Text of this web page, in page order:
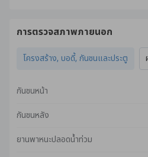
การตรวจสภาพภายนอก
โครงสร้าง, บอดี้, กันชนและประตู
กันชนหน้า
กันชนหลัง
ยานพาหนะปลอดน้ําท่วม